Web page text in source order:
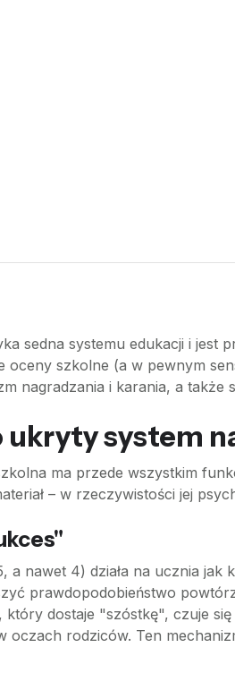
sedna systemu edukacji i jest
oceny szkolne (a w pewnym
nagradzania i karania, a
ukryty system
ma przede wszystkim
– w rzeczywistości jej
a nawet 4) działa na ucznia
prawdopodobieństwo
który dostaje "szóstkę", czuje
oczach rodziców. Ten